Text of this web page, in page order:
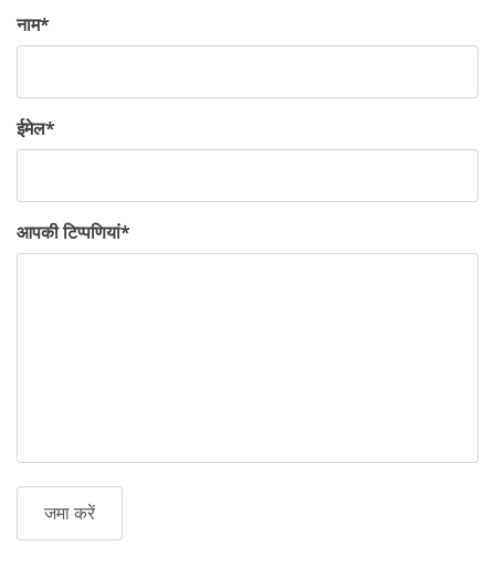
नाम*
ईमेल*
आपकी टिप्पणियां*